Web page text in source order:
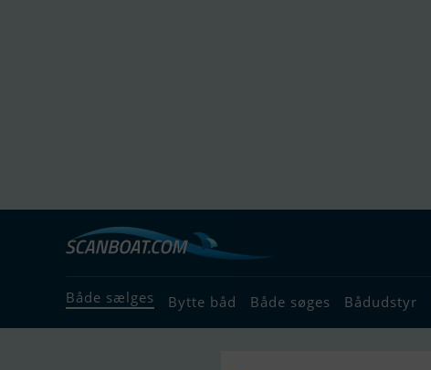
Både sælges Bytte båd Både søges Bådudstyr